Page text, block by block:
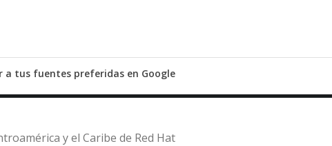
a tus fuentes preferidas en Google
y el Caribe de Red Hat